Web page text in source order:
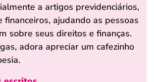
a artigos previdenciários,
financeiros, ajudando as pessoas
sobre seus direitos e finanças.
adora apreciar um cafezinho